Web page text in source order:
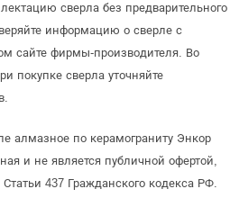
сверла без предварительного
информацию о сверле с
сайте фирмы-производителя. Во
покупке сверла уточняйте
алмазное по керамограниту Энкор
и не является публичной офертой,
437 Гражданского кодекса РФ.